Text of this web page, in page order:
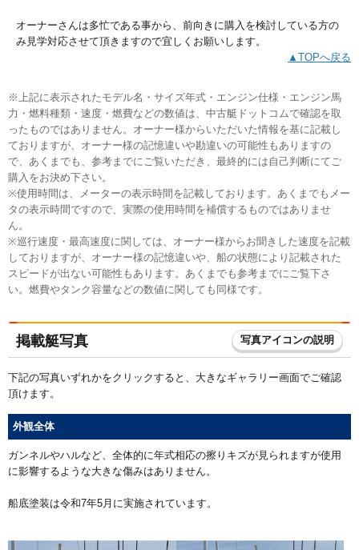
オーナーさんは多忙である事から、前向きに購入を検討している方の
み見学対応させて頂きますので宜しくお願いします。
▲TOPへ戻る
※上記に表示されたモデル名・サイズ年式・エンジン仕様・エンジン馬
力・燃料種類・速度・燃費などの数値は、中古艇ドットコムで確認を取
ったものではありません。オーナー様からいただいた情報を基に記載し
ておりますが、オーナー様の記憶違いや勘違いの可能性もありますの
で、あくまでも、参考までにご覧いただき、最終的には自己判断にてご
購入をお決め下さい。
※使用時間は、メーターの表示時間を記載しております。あくまでもメー
タの表示時間ですので、実際の使用時間を補償するものではありませ
ん。
※巡行速度・最高速度に関しては、オーナー様からお聞きした速度を記載
しておりますが、オーナー様の記憶違いや、船の状態により記載された
スピードが出ない可能性もあります。あくまでも参考までにご覧下さ
い。燃費やタンク容量などの数値に関しても同様です。
掲載艇写真 写真アイコンの説明
下記の写真いずれかをクリックすると、大きなギャラリー画面でご確認
頂けます。
外観全体
ガンネルやハルなど、全体的に年式相応の擦りキズが見られますが使用
に影響するような大きな傷みはありません。
船底塗装は令和7年5月に実施されています。